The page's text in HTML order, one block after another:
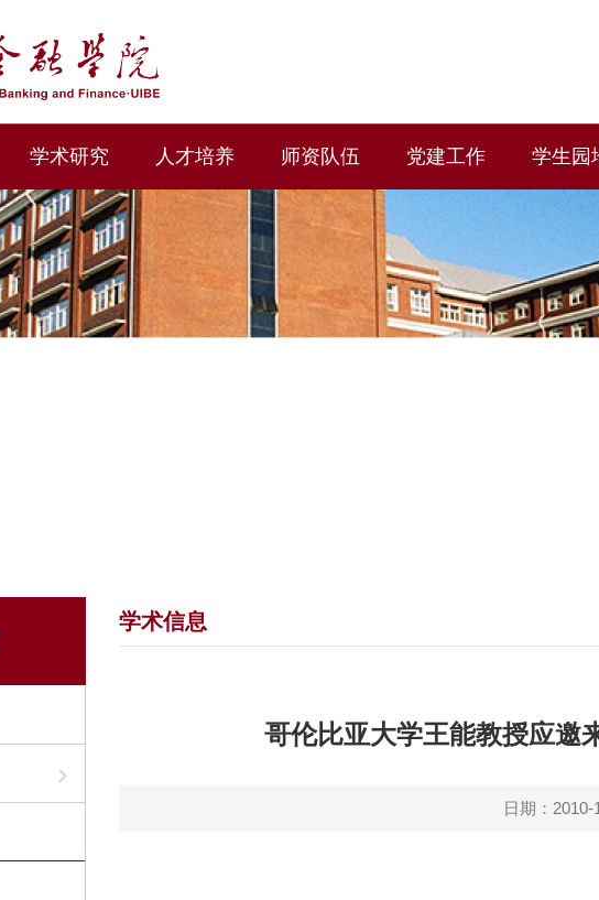
学术研究 人才培养 师资队伍 党建工作 学生园
学术信息
哥伦比亚大学王能教授应邀
日期：2010-